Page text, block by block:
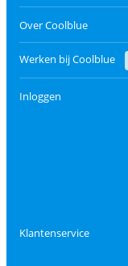
Over Coolblue
Werken bij Coolblue
Inloggen
Klantenservice